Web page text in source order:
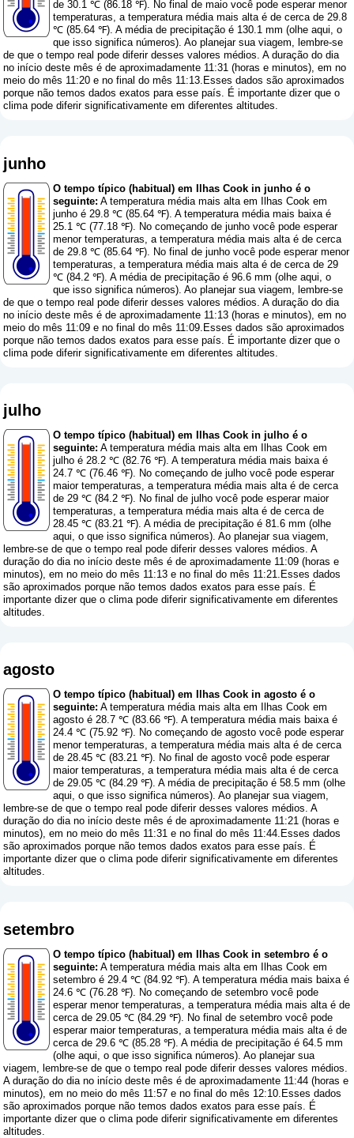
de 30.1 ℃ (86.18 ℉). No final de maio você pode esperar menor
temperaturas, a temperatura média mais alta é de cerca de 29.8
℃ (85.64 ℉). A média de precipitação é 130.1 mm (olhe aqui, o
que isso significa números). Ao planejar sua viagem, lembre-se
de que o tempo real pode diferir desses valores médios. A duração do dia
no início deste mês é de aproximadamente 11:31 (horas e minutos), em no
meio do mês 11:20 e no final do mês 11:13.Esses dados são aproximados
porque não temos dados exatos para esse país. É importante dizer que o
clima pode diferir significativamente em diferentes altitudes.
junho
O tempo típico (habitual) em Ilhas Cook in junho é o
seguinte: A temperatura média mais alta em Ilhas Cook em
junho é 29.8 ℃ (85.64 ℉). A temperatura média mais baixa é
25.1 ℃ (77.18 ℉). No começando de junho você pode esperar
menor temperaturas, a temperatura média mais alta é de cerca
de 29.8 ℃ (85.64 ℉). No final de junho você pode esperar menor
temperaturas, a temperatura média mais alta é de cerca de 29
℃ (84.2 ℉). A média de precipitação é 96.6 mm (olhe aqui, o
que isso significa números). Ao planejar sua viagem, lembre-se
de que o tempo real pode diferir desses valores médios. A duração do dia
no início deste mês é de aproximadamente 11:13 (horas e minutos), em no
meio do mês 11:09 e no final do mês 11:09.Esses dados são aproximados
porque não temos dados exatos para esse país. É importante dizer que o
clima pode diferir significativamente em diferentes altitudes.
julho
O tempo típico (habitual) em Ilhas Cook in julho é o
seguinte: A temperatura média mais alta em Ilhas Cook em
julho é 28.2 ℃ (82.76 ℉). A temperatura média mais baixa é
24.7 ℃ (76.46 ℉). No começando de julho você pode esperar
maior temperaturas, a temperatura média mais alta é de cerca
de 29 ℃ (84.2 ℉). No final de julho você pode esperar maior
temperaturas, a temperatura média mais alta é de cerca de
28.45 ℃ (83.21 ℉). A média de precipitação é 81.6 mm (olhe
aqui, o que isso significa números). Ao planejar sua viagem,
lembre-se de que o tempo real pode diferir desses valores médios. A
duração do dia no início deste mês é de aproximadamente 11:09 (horas e
minutos), em no meio do mês 11:13 e no final do mês 11:21.Esses dados
são aproximados porque não temos dados exatos para esse país. É
importante dizer que o clima pode diferir significativamente em diferentes
altitudes.
agosto
O tempo típico (habitual) em Ilhas Cook in agosto é o
seguinte: A temperatura média mais alta em Ilhas Cook em
agosto é 28.7 ℃ (83.66 ℉). A temperatura média mais baixa é
24.4 ℃ (75.92 ℉). No começando de agosto você pode esperar
menor temperaturas, a temperatura média mais alta é de cerca
de 28.45 ℃ (83.21 ℉). No final de agosto você pode esperar
maior temperaturas, a temperatura média mais alta é de cerca
de 29.05 ℃ (84.29 ℉). A média de precipitação é 58.5 mm (olhe
aqui, o que isso significa números). Ao planejar sua viagem,
lembre-se de que o tempo real pode diferir desses valores médios. A
duração do dia no início deste mês é de aproximadamente 11:21 (horas e
minutos), em no meio do mês 11:31 e no final do mês 11:44.Esses dados
são aproximados porque não temos dados exatos para esse país. É
importante dizer que o clima pode diferir significativamente em diferentes
altitudes.
setembro
O tempo típico (habitual) em Ilhas Cook in setembro é o
seguinte: A temperatura média mais alta em Ilhas Cook em
setembro é 29.4 ℃ (84.92 ℉). A temperatura média mais baixa é
24.6 ℃ (76.28 ℉). No começando de setembro você pode
esperar menor temperaturas, a temperatura média mais alta é de
cerca de 29.05 ℃ (84.29 ℉). No final de setembro você pode
esperar maior temperaturas, a temperatura média mais alta é de
cerca de 29.6 ℃ (85.28 ℉). A média de precipitação é 64.5 mm
(olhe aqui, o que isso significa números). Ao planejar sua
viagem, lembre-se de que o tempo real pode diferir desses valores médios.
A duração do dia no início deste mês é de aproximadamente 11:44 (horas e
minutos), em no meio do mês 11:57 e no final do mês 12:10.Esses dados
são aproximados porque não temos dados exatos para esse país. É
importante dizer que o clima pode diferir significativamente em diferentes
altitudes.